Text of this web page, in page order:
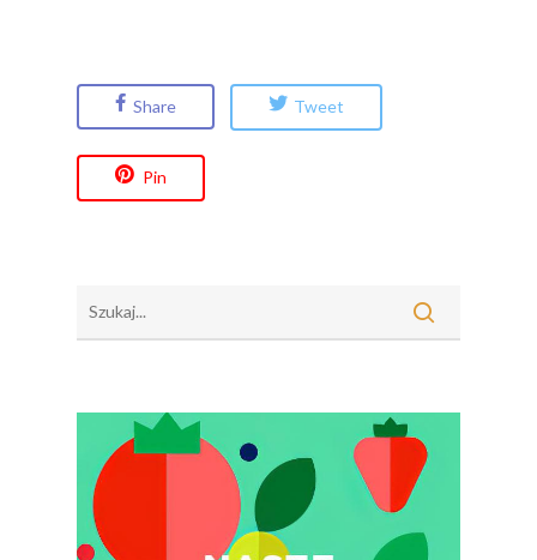
Share Tweet
Pin
Polskie
Warzywa I